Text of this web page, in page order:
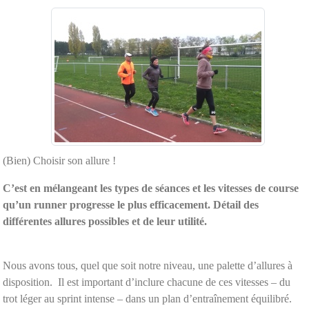
(Bien) Choisir son allure !
C’est en mélangeant les types de séances et les vitesses de course
qu’un runner progresse le plus efficacement. Détail des
différentes allures possibles et de leur utilité.
Nous avons tous, quel que soit notre niveau, une palette d’allures à
disposition. Il est important d’inclure chacune de ces vitesses – du
trot léger au sprint intense – dans un plan d’entraînement équilibré.